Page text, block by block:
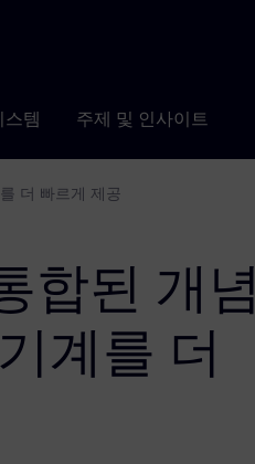
스템 주제 및 인사이트
더 빠르게 제공
합된 개념
계를 더